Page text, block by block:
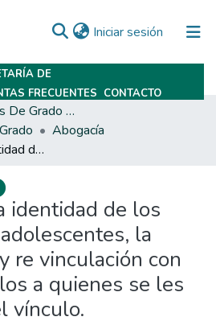
Iniciar sesión (current)
DE
FRECUENTES CONTACTO
Trabajos Finales De Grado Y Posgrado
Abogacía
El derecho a la identidad de los niños, niñas y adolescentes, la comunicación y re vinculación con padres y abuelos a quienes se les ha obstruido el vínculo.
identidad de los
la
re vinculación con
a quienes se les
vínculo.